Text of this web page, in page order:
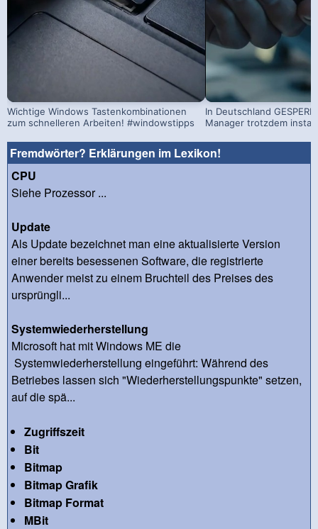
Wichtige Windows Tastenkombinationen
zum schnelleren Arbeiten! #windowstipps
In Deutschland
Manager trotzdem
Fremdwörter? Erklärungen im Lexikon!
CPU
Siehe Prozessor ...
Update
Als Update bezeichnet man eine aktualisierte Version
einer bereits besessenen Software, die registrierte
Anwender meist zu einem Bruchteil des Preises des
ursprüngli...
Systemwiederherstellung
Microsoft hat mit Windows ME die
Systemwiederherstellung eingeführt: Während des
Betriebes lassen sich "Wiederherstellungspunkte" setzen,
auf die spä...
Zugriffszeit
Bit
Bitmap
Bitmap Grafik
Bitmap Format
MBit